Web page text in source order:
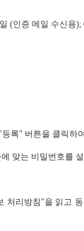
(인증 메일 수신용
록" 버튼을 클릭하
맞는 비밀번호를
처리방침"을 읽고